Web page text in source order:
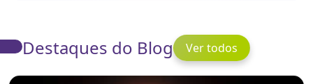
Destaques do Blog Ver todos